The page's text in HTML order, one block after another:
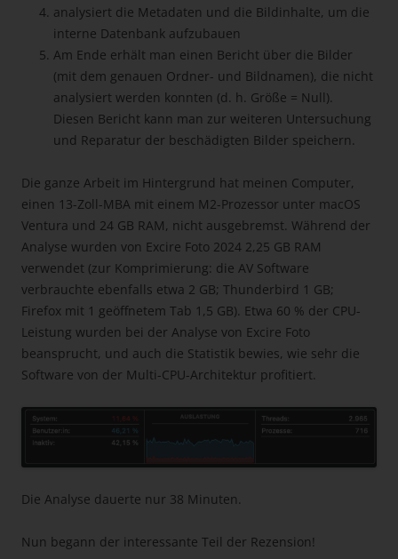
analysiert die Metadaten und die Bildinhalte, um die
interne Datenbank aufzubauen
Am Ende erhält man einen Bericht über die Bilder
(mit dem genauen Ordner- und Bildnamen), die nicht
analysiert werden konnten (d. h. Größe = Null).
Diesen Bericht kann man zur weiteren Untersuchung
und Reparatur der beschädigten Bilder speichern.
Die ganze Arbeit im Hintergrund hat meinen Computer,
einen 13-Zoll-MBA mit einem M2-Prozessor unter macOS
Ventura und 24 GB RAM, nicht ausgebremst. Während der
Analyse wurden von Excire Foto 2024 2,25 GB RAM
verwendet (zur Komprimierung: die AV Software
verbrauchte ebenfalls etwa 2 GB; Thunderbird 1 GB;
Firefox mit 1 geöffnetem Tab 1,5 GB). Etwa 60 % der CPU-
Leistung wurden bei der Analyse von Excire Foto
beansprucht, und auch die Statistik bewies, wie sehr die
Software von der Multi-CPU-Architektur profitiert.
Die Analyse dauerte nur 38 Minuten.
Nun begann der interessante Teil der Rezension!